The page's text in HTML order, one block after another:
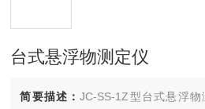
台式悬浮物测定仪
简要描述：JC-SS-1Z型台式悬浮